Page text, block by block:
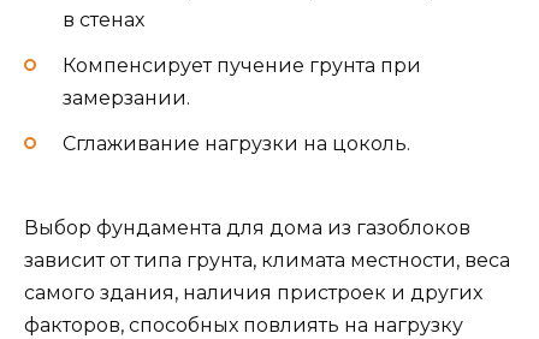
в стенах
Компенсирует пучение грунта при
замерзании.
Сглаживание нагрузки на цоколь.
Выбор фундамента для дома из газоблоков
зависит от типа грунта, климата местности, веса
самого здания, наличия пристроек и других
факторов, способных повлиять на нагрузку